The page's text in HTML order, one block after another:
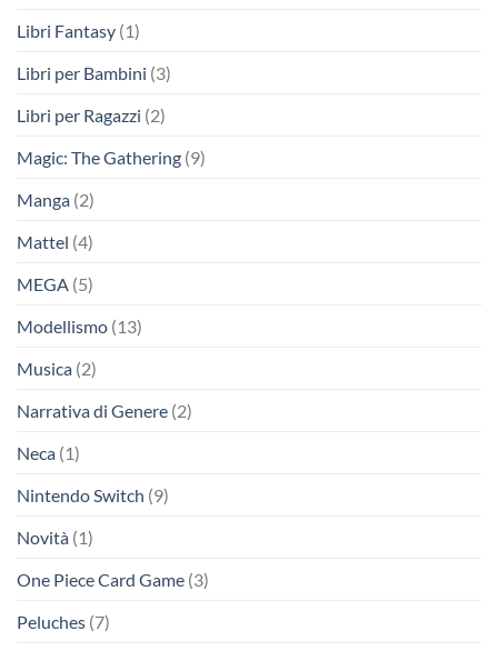
Libri Fantasy (1)
Libri per Bambini (3)
Libri per Ragazzi (2)
Magic: The Gathering (9)
Manga (2)
Mattel (4)
MEGA (5)
Modellismo (13)
Musica (2)
Narrativa di Genere (2)
Neca (1)
Nintendo Switch (9)
Novità (1)
One Piece Card Game (3)
Peluches (7)